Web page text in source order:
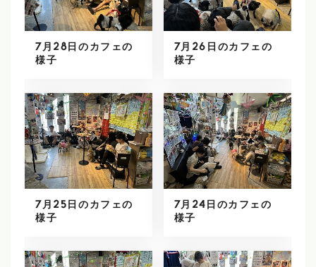
7月28日のカフェの
様子
7月26日のカフェの
様子
7月25日のカフェの
様子
7月24日のカフェの
様子